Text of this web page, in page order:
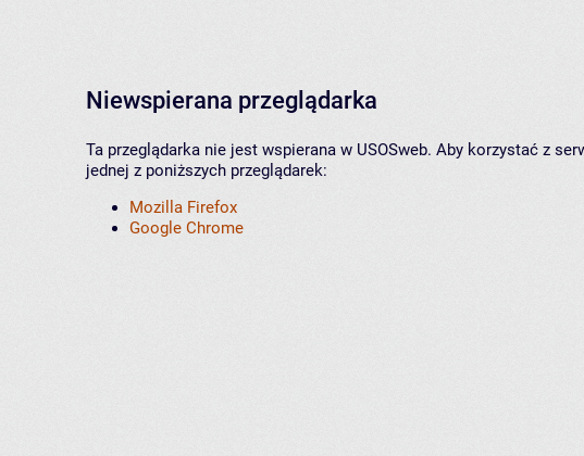
Niewspierana przeglądarka
Ta przeglądarka nie jest wspierana w USOSweb. Aby korzystać z
jednej z poniższych przeglądarek:
Mozilla Firefox
Google Chrome